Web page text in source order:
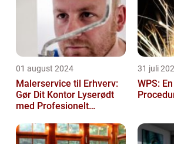
01 august 2024
Malerservice til Erhverv:
Gør Dit Kontor Lyserødt
med Profesionelt
31 juli
WPS: